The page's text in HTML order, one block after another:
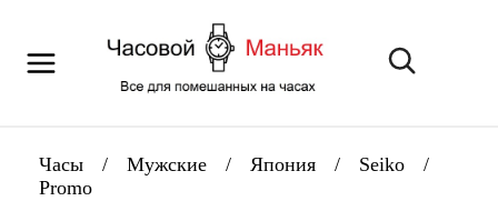
Часы / Мужские / Япония / Seiko
/
Promo